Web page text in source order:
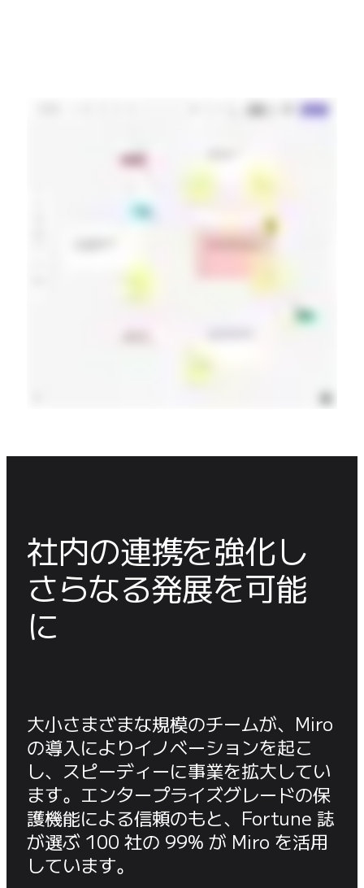
社内の連携を強化し
さらなる発展を可能
に
大小さまざまな規模のチームが、Miro
の導入によりイノベーションを起こ
し、スピーディーに事業を拡大してい
ます。エンタープライズグレードの保
護機能による信頼のもと、Fortune 誌
が選ぶ 100 社の 99% が Miro を活用
しています。